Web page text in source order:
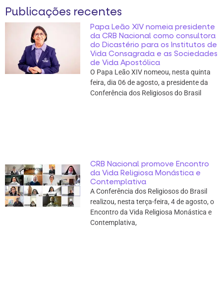
Publicações recentes
Papa Leão XIV nomeia presidente
da CRB Nacional como consultora
do Dicastério para os Institutos de
Vida Consagrada e as Sociedades
de Vida Apostólica
O Papa Leão XIV nomeou, nesta quinta
feira, dia 06 de agosto, a presidente da
Conferência dos Religiosos do Brasil
CRB Nacional promove Encontro
da Vida Religiosa Monástica e
Contemplativa
A Conferência dos Religiosos do Brasil
realizou, nesta terça-feira, 4 de agosto, o
Encontro da Vida Religiosa Monástica e
Contemplativa,